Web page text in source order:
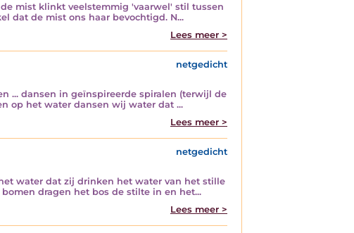
mist klinkt veelstemmig 'vaarwel' stil tussen
dat de mist ons haar bevochtigd. N...
Lees meer >
netgedicht
... dansen in geïnspireerde spiralen (terwijl de
op het water dansen wij water dat ...
Lees meer >
netgedicht
water dat zij drinken het water van het stille
dragen het bos de stilte in en het...
Lees meer >